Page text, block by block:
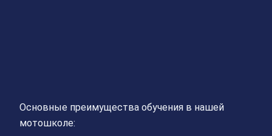
Основные преимущества обучения в нашей
мотошколе: